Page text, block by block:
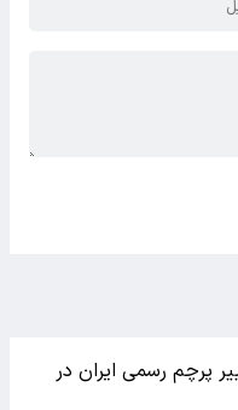
پرچم رسمی ایران در